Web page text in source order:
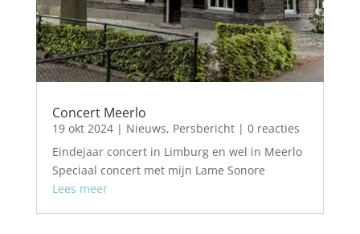
Concert Meerlo
19 okt 2024| Nieuws, Persbericht| 0 reacties
Eindejaar concert in Limburg en wel in Meerlo
Speciaal concert met mijn Lame Sonore
Lees meer